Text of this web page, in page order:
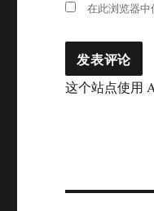
在此浏览器中
这个站点使用